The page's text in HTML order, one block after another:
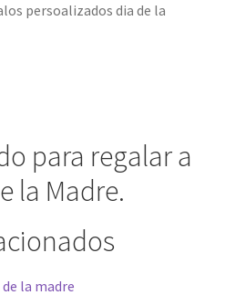
persoalizados dia de la
para regalar a
la Madre.